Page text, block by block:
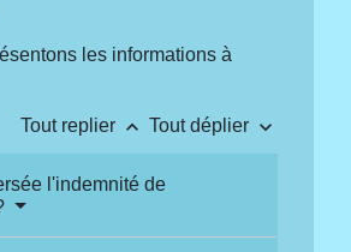
les informations à
Tout replier keyboard_arrow_up Tout déplier keyboard_arrow_down
l'indemnité de